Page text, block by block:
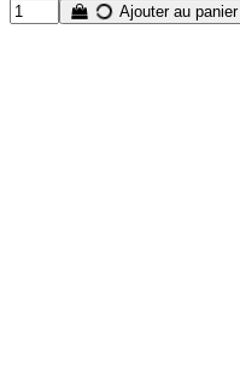
Ajouter au panier